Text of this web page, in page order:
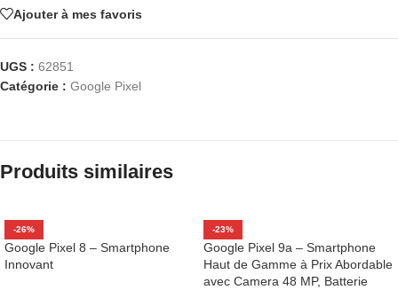
Ajouter à mes favoris
UGS : 62851
Catégorie : Google Pixel
Produits similaires
-26%
Google Pixel 8 – Smartphone
Innovant
-23%
Google Pixel 9a – Smartphone
Haut de Gamme à Prix Abordable
avec Camera 48 MP, Batterie